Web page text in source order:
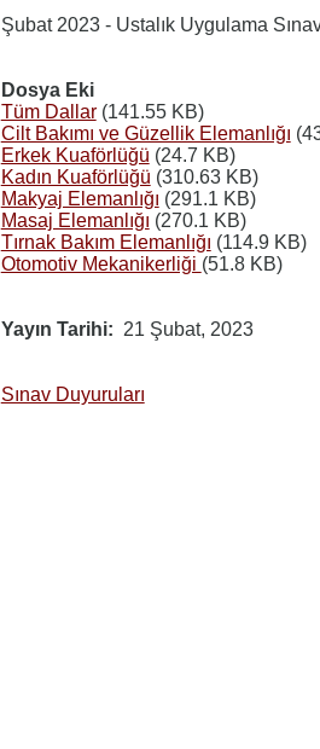
Şubat 2023 - Ustalık Uygulama
Dosya Eki
Tüm Dallar (141.55 KB)
Cilt Bakımı ve Güzellik Elemanlığı
Erkek Kuaförlüğü (24.7 KB)
Kadın Kuaförlüğü (310.63 KB)
Makyaj Elemanlığı (291.1 KB)
Masaj Elemanlığı (270.1 KB)
Tırnak Bakım Elemanlığı (114.9 KB)
Otomotiv Mekanikerliği (51.8 KB)
Yayın Tarihi 21 Şubat, 2023
Sınav Duyuruları